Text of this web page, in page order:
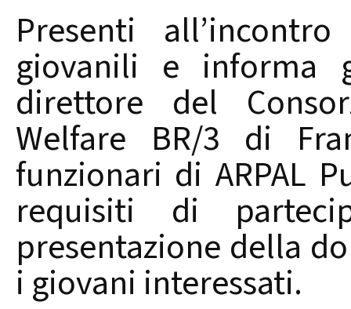
Presenti
giovanili e informa
direttore del
Welfare BR/3 di
funzionari di ARPAL
requisiti di
presentazione della
i giovani interessati.